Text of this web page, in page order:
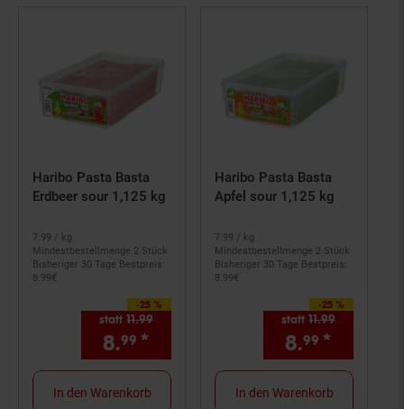
Haribo Pasta Basta
Erdbeer sour 1,125 kg
7.99 / kg
Mindestbestellmenge 2 Stück
Bisheriger 30 Tage Bestpreis:
8.99€
-25 %
Sie Sparen 25 Prozent,
statt 11.99
8.99 * Aktueller Preis: 8,99
In den Warenkorb
Haribo Pasta Basta
Apfel sour 1,125 kg
7.99 / kg
Mindestbestellmenge 2 Stück
Bisheriger 30 Tage Bestpreis:
8.99€
-25 %
Sie Sparen 25 Prozent,
statt 11.99
8.99 *
In den Warenkorb